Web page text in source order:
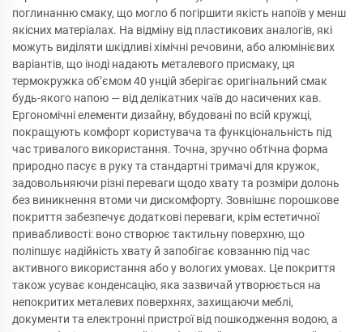
поглинанню смаку, що могло б погіршити якість напоїв у менш
якісних матеріалах. На відміну від пластикових аналогів, які
можуть виділяти шкідливі хімічні речовини, або алюмінієвих
варіантів, що іноді надають металевого присмаку, ця
термокружка об’ємом 40 унцій зберігає оригінальний смак
будь-якого напою — від делікатних чаїв до насичених кав.
Ергономічні елементи дизайну, вбудовані по всій кружці,
покращують комфорт користувача та функціональність під
час тривалого використання. Точна, зручно обтічна форма
природно пасує в руку та стандартні тримачі для кружок,
задовольняючи різні переваги щодо хвату та розміри долонь
без виникнення втоми чи дискомфорту. Зовнішнє порошкове
покриття забезпечує додаткові переваги, крім естетичної
привабливості: воно створює тактильну поверхню, що
поліпшує надійність хвату й запобігає ковзанню під час
активного використання або у вологих умовах. Це покриття
також усуває конденсацію, яка зазвичай утворюється на
непокритих металевих поверхнях, захищаючи меблі,
документи та електронні пристрої від пошкодження водою, а